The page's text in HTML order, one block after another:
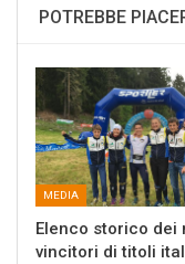
POTREBBE
MEDIA
Elenco storico dei
vincitori di titoli